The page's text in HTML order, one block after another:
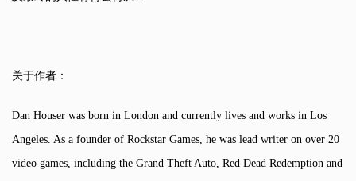
关于作者：
Dan Houser was born in London and currently lives and works in Los
Angeles. As a founder of Rockstar Games, he was lead writer on over 20
video games, including the Grand Theft Auto, Red Dead Redemption and